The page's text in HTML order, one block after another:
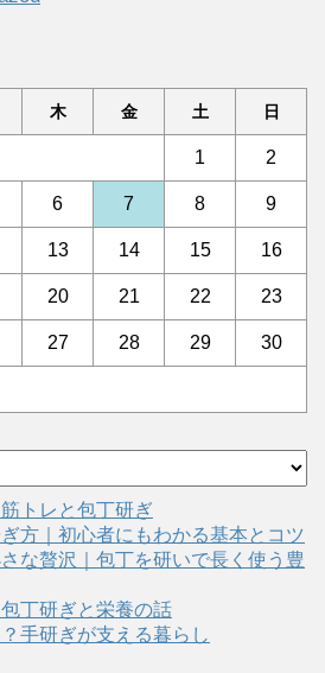
木 金 土 日
1 2
6 7 8 9
13 14 15 16
20 21 22 23
27 28 29 30
トレと包丁研ぎ
方｜初心者にもわかる基本とコツ
な贅沢｜包丁を研いで長く使う豊
丁研ぎと栄養の話
手研ぎが支える暮らし